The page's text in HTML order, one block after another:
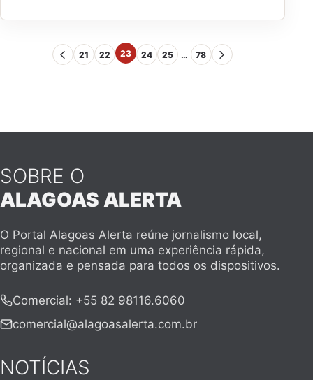
21 22 23 24 25 … 78
SOBRE O
ALAGOAS ALERTA
O Portal Alagoas Alerta reúne jornalismo local,
regional e nacional em uma experiência rápida,
organizada e pensada para todos os dispositivos.
Comercial: +55 82 98116.6060
comercial@alagoasalerta.com.br
NOTÍCIAS